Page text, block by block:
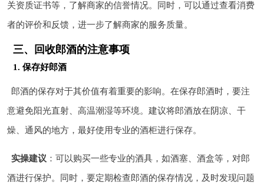
关资质证书等，了解商家的信誉情况。同时，可以通过查看消费
者的评价和反馈，进一步了解商家的服务质量。
三、回收郎酒的注意事项
1. 保存好郎酒
郎酒的保存对于其价值有着重要的影响。在保存郎酒时，要注
意避免阳光直射、高温潮湿等环境。建议将郎酒放在阴凉、干
燥、通风的地方，最好使用专业的酒柜进行保存。
实操建议 ：可以购买一些专业的酒具，如酒塞、酒盒等，对郎
酒进行保护。同时，要定期检查郎酒的保存情况，及时发现问题